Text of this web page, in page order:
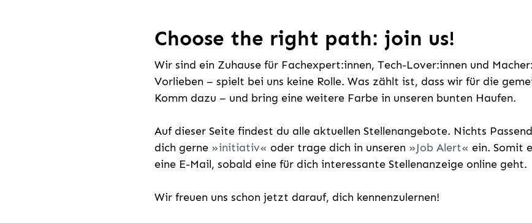
Choose the right path: join us!
Wir sind ein Zuhause für Fachexpert:innen, Tech-Lover:innen und
Vorlieben – spielt bei uns keine Rolle. Was zählt ist, dass wir für die
Komm dazu – und bring eine weitere Farbe in unseren bunten Haufen.
Auf dieser Seite findest du alle aktuellen Stellenangebote. Nichts
dich gerne
initiativ oder trage dich in unseren Job Alert
ein. Somit
eine E-Mail, sobald eine für dich interessante Stellenanzeige online geht.
Wir freuen uns schon jetzt darauf, dich kennenzulernen!